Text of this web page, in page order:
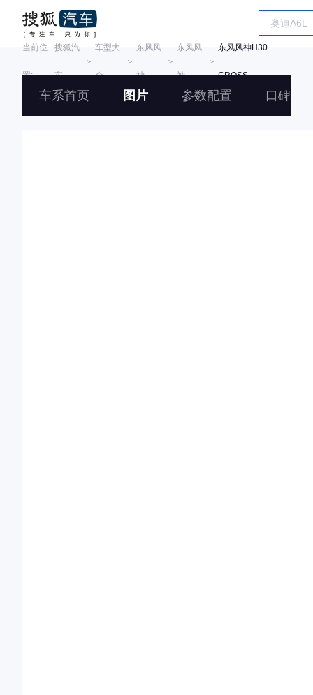
当前位
置:
搜狐汽
车
＞
车型大
全
＞
东风风
神
＞
东风风
神
＞
东风风神H30
CROSS
车系首页 图片 参数配置 口碑